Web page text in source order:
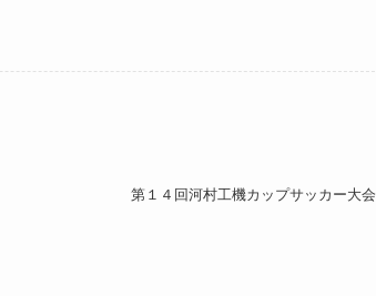
第１４回河村工機カップサッカー大会